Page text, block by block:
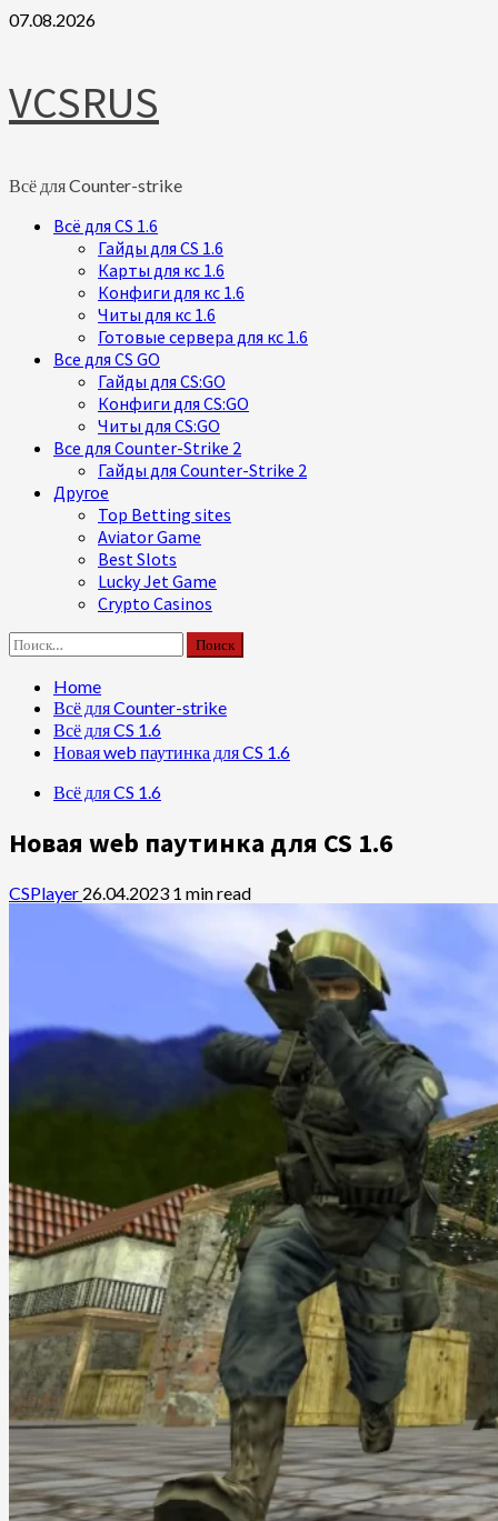
Skip
07.08.2026
VCSRUS
Всё для Counter-strike
PrimaryВсё для CS 1.6
Гайды для CS 1.6
Карты для кс 1.6
Конфиги для кс 1.6
Читы для кс 1.6
Готовые сервера для кс 1.6
Все для CS GO
Гайды для CS:GO
Конфиги для CS:GO
Читы для CS:GO
Все для Counter-Strike 2
Гайды для Counter-Strike 2
Другое
Top Betting sites
Aviator Game
Best Slots
Lucky Jet Game
Crypto Casinos
Найти:
Home
Всё для Counter-strike
Всё для CS 1.6
Новая web паутинка для CS 1.6
Всё для CS 1.6
Новая web паутинка для CS 1.6
CSPlayer 26.04.2023 1 min read